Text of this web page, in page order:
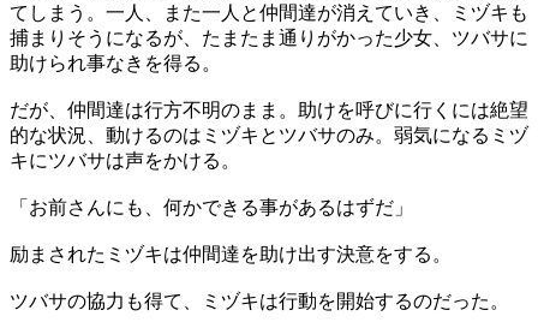
てしまう。一人、また一人と仲間達が消えていき、ミヅキも
捕まりそうになるが、たまたま通りがかった少女、ツバサに
助けられ事なきを得る。
だが、仲間達は行方不明のまま。助けを呼びに行くには絶望
的な状況、動けるのはミヅキとツバサのみ。弱気になるミヅ
キにツバサは声をかける。
「お前さんにも、何かできる事があるはずだ」
励まされたミヅキは仲間達を助け出す決意をする。
ツバサの協力も得て、ミヅキは行動を開始するのだった。